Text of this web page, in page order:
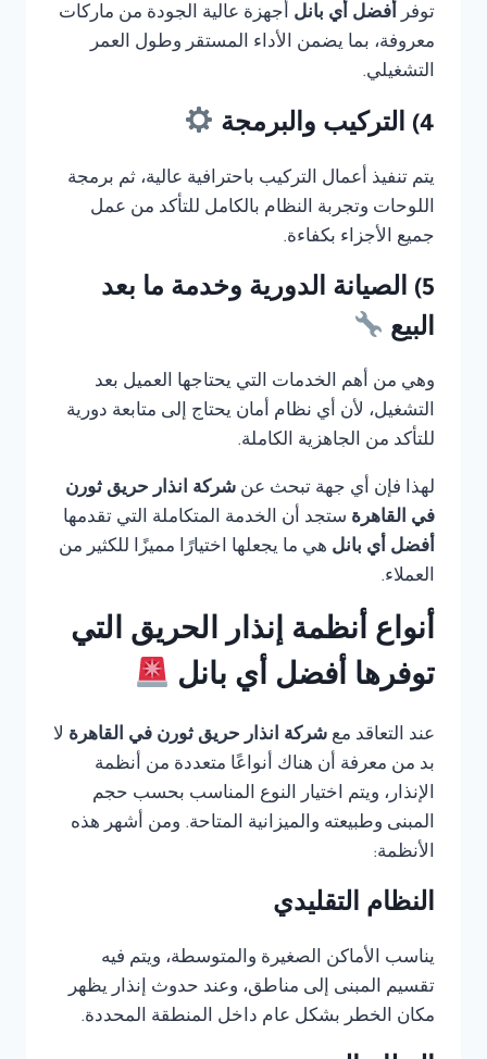
توفر أفضل أي بانل أجهزة عالية الجودة من ماركات
معروفة، بما يضمن الأداء المستقر وطول العمر
التشغيلي.
4) التركيب والبرمجة
يتم تنفيذ أعمال التركيب باحترافية عالية، ثم برمجة
اللوحات وتجربة النظام بالكامل للتأكد من عمل
جميع الأجزاء بكفاءة.
5) الصيانة الدورية وخدمة ما بعد
البيع
وهي من أهم الخدمات التي يحتاجها العميل بعد
التشغيل، لأن أي نظام أمان يحتاج إلى متابعة دورية
للتأكد من الجاهزية الكاملة.
لهذا فإن أي جهة تبحث عن شركة انذار حريق ثورن
في القاهرة ستجد أن الخدمة المتكاملة التي تقدمها
أفضل أي بانل هي ما يجعلها اختيارًا مميزًا للكثير من
العملاء.
أنواع أنظمة إنذار الحريق التي
توفرها أفضل أي بانل
عند التعاقد مع شركة انذار حريق ثورن في القاهرة لا
بد من معرفة أن هناك أنواعًا متعددة من أنظمة
الإنذار، ويتم اختيار النوع المناسب بحسب حجم
المبنى وطبيعته والميزانية المتاحة. ومن أشهر هذه
الأنظمة:
النظام التقليدي
يناسب الأماكن الصغيرة والمتوسطة، ويتم فيه
تقسيم المبنى إلى مناطق، وعند حدوث إنذار يظهر
مكان الخطر بشكل عام داخل المنطقة المحددة.